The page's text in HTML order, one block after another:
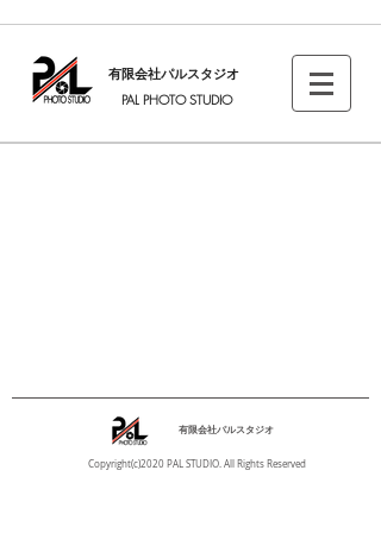
有限会社パルスタジオ
PAL PHOTO STUDIO
有限会社パルスタジオ
Copyright(c)2020 PAL STUDIO. All Rights Reserved